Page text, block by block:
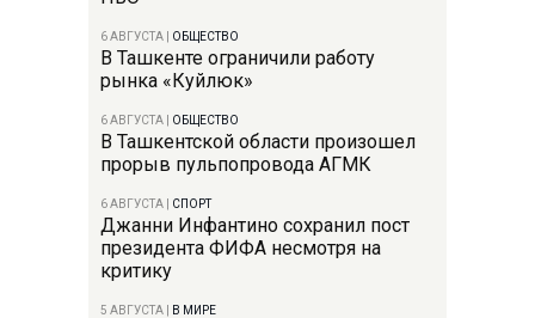
6 АВГУСТА ОБЩЕСТВО
В Ташкенте ограничили работу
рынка «Куйлюк»
6 АВГУСТА ОБЩЕСТВО
В Ташкентской области произошел
прорыв пульпопровода АГМК
6 АВГУСТА СПОРТ
Джанни Инфантино сохранил пост
президента ФИФА несмотря на
критику
5 АВГУСТА В МИРЕ